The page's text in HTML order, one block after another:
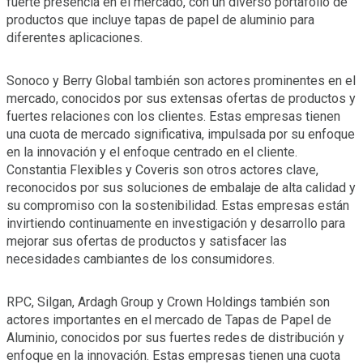
productos que incluye tapas de papel de aluminio para
diferentes aplicaciones.
Sonoco y Berry Global también son actores prominentes en el
mercado, conocidos por sus extensas ofertas de productos y
fuertes relaciones con los clientes. Estas empresas tienen
una cuota de mercado significativa, impulsada por su enfoque
en la innovación y el enfoque centrado en el cliente.
Constantia Flexibles y Coveris son otros actores clave,
reconocidos por sus soluciones de embalaje de alta calidad y
su compromiso con la sostenibilidad. Estas empresas están
invirtiendo continuamente en investigación y desarrollo para
mejorar sus ofertas de productos y satisfacer las
necesidades cambiantes de los consumidores.
RPC, Silgan, Ardagh Group y Crown Holdings también son
actores importantes en el mercado de Tapas de Papel de
Aluminio, conocidos por sus fuertes redes de distribución y
enfoque en la innovación. Estas empresas tienen una cuota